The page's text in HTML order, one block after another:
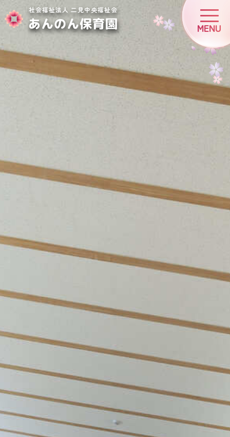
MENU
社会福祉法人 二見中央福祉会
あんのん保育園